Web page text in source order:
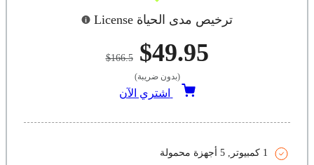
ترخيص مدى الحياة License
$49.95
$166.5
(بدون ضريبة)
اشتري الآن
1 كمبيوتر, 5 أجهزة محمولة